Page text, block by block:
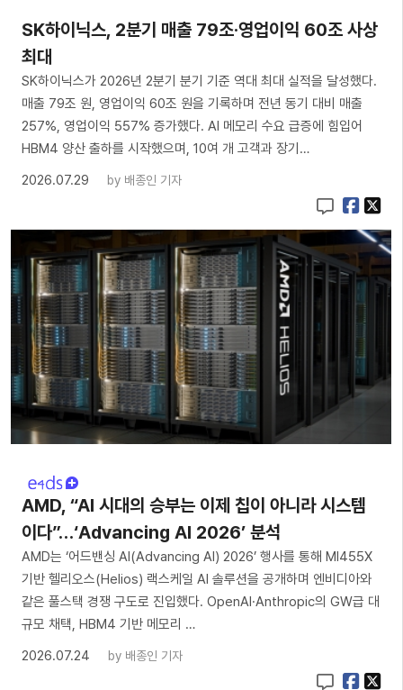
SK하이닉스, 2분기 매출 79조·영업이익 60조 사상
최대
SK하이닉스가 2026년 2분기 분기 기준 역대 최대 실적을 달성했다.
매출 79조 원, 영업이익 60조 원을 기록하며 전년 동기 대비 매출
257%, 영업이익 557% 증가했다. AI 메모리 수요 급증에 힘입어
HBM4 양산 출하를 시작했으며, 10여 개 고객과 장기…
2026.07.29
by 배종인 기자
AMD, “AI 시대의 승부는 이제 칩이 아니라 시스템
이다”…‘Advancing AI 2026’ 분석
AMD는 ‘어드밴싱 AI(Advancing AI) 2026’ 행사를 통해 MI455X
기반 헬리오스(Helios) 랙스케일 AI 솔루션을 공개하며 엔비디아와
같은 풀스택 경쟁 구도로 진입했다. OpenAI·Anthropic의 GW급 대
규모 채택, HBM4 기반 메모리 …
2026.07.24
by 배종인 기자